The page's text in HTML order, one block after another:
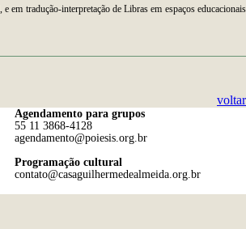
em tradução-interpretação de Libras em espaços educacionais
voltar
Agendamento para grupos
55 11 3868-4128
agendamento@poiesis.org.br
Programação cultural
contato@casaguilhermedealmeida.org.br